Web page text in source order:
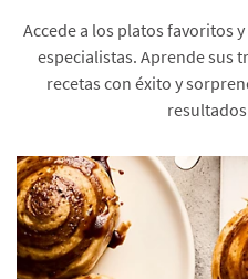
Accede a los platos favoritos
especialistas. Aprende sus
recetas con éxito y